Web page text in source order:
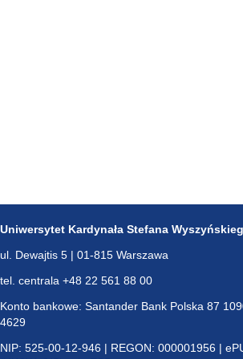
Uniwersytet Kardynała Stefana
ul. Dewajtis 5 | 01-815 Warszawa
tel. centrala +48 22 561 88 00
Konto bankowe: Santander Bank Polska 87
4629
NIP: 525-00-12-946 | REGON: 000001956 |